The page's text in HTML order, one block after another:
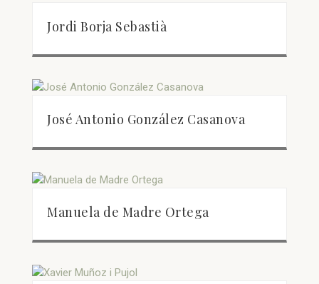
Jordi Borja Sebastià
José Antonio González Casanova
Manuela de Madre Ortega